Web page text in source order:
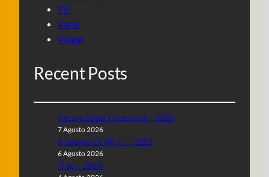
TV
Varie
Viaggi
Recent Posts
Pecore Sotto Copertura – 2026
7 Agosto 2026
Il Talento Di Mr C. – 2022
6 Agosto 2026
Trap – 2024